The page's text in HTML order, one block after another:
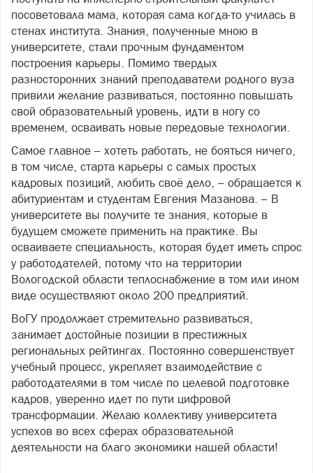
посоветовала мама, которая сама когда-то училась в
стенах института. Знания, полученные мною в
университете, стали прочным фундаментом
построения карьеры. Помимо твердых
разносторонних знаний преподаватели родного вуза
привили желание развиваться, постоянно повышать
свой образовательный уровень, идти в ногу со
временем, осваивать новые передовые технологии.
Самое главное – хотеть работать, не бояться ничего,
в том числе, старта карьеры с самых простых
кадровых позиций, любить своё дело, – обращается к
абитуриентам и студентам Евгения Мазанова. – В
университете вы получите те знания, которые в
будущем сможете применить на практике. Вы
осваиваете специальность, которая будет иметь спрос
у работодателей, потому что на территории
Вологодской области теплоснабжение в том или ином
виде осуществляют около 200 предприятий.
ВоГУ продолжает стремительно развиваться,
занимает достойные позиции в престижных
региональных рейтингах. Постоянно совершенствует
учебный процесс, укрепляет взаимодействие с
работодателями в том числе по целевой подготовке
кадров, уверенно идет по пути цифровой
трансформации. Желаю коллективу университета
успехов во всех сферах образовательной
деятельности на благо экономики нашей области!